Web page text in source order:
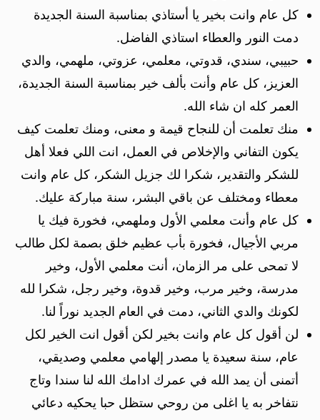
كل عام وانت بخير يا أستاذي بمناسبة السنة الجديدة
دمت النور والعطاء استاذي الفاضل.
حبيبي، سندي، قدوتي، معلمي، عزوتي، ملهمي، والدي
العزيز، كل عام وأنت بألف خير بمناسبة السنة الجديدة،
العمر كله ان شاء الله.
منك تعلمت أن للنجاح قيمة و معنى، ومنك تعلمت كيف
يكون التفاني والإخلاص في العمل، انت اللي فعلا أهل
للشكر والتقدير، شكرا لك جزيل الشكر، كل عام وانت
معطاء ومختلف عن باقي البشر، سنة مباركة عليك.
كل عام وأنت معلمي الأول وملهمي، فخورة فيك يا
مربي الأجيال، فخورة بأب عظيم خلق بصمة لكل طالب
لا تمحى على مر الزمان، أنت معلمي الأول، وخير
مدرسة، وخير مرب، وخير قدوة، وخير رجل، شكرا لله
لكونك والدي الثاني، دمت في العام الجديد نوراً لنا.
لن أقول كل عام وانت بخير لكن أقول انت الخير لكل
عام، سنة سعيدة يا مصدر إلهامي معلمي وصديقي،
أتمنى أن يمد الله في عمرك ادامك الله لنا سندا وتاج
نتفاخر به يا اغلى من روحي ستظل حبا يحكيه دعائي